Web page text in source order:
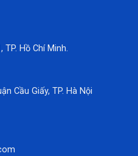
TP. Hồ Chí Minh.
Cầu Giấy, TP. Hà Nội